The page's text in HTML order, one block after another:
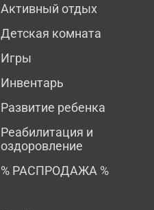
Активный отдых
Детская комната
Игры
Инвентарь
Развитие ребенка
Реабилитация и
оздоровление
% РАСПРОДАЖА %